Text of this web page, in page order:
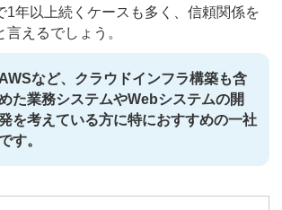
1年以上続くケースも多く、信頼関係を
えるでしょう。
AWSなど、クラウドインフラ構築も含
た業務システムやWebシステムの開
を考えている方に特におすすめの一社
す。